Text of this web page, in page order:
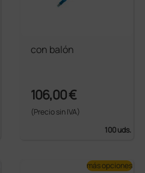
con balón
106,00 €
(Precio sin IVA)
100 uds.
más opciones